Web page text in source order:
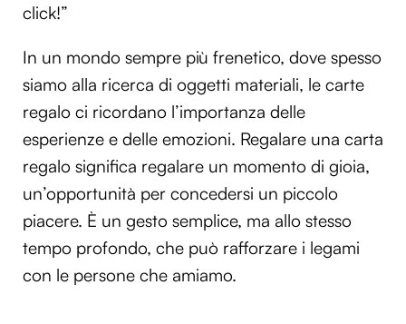
click!”
In un mondo sempre più frenetico, dove spesso
siamo alla ricerca di oggetti materiali, le carte
regalo ci ricordano l’importanza delle
esperienze e delle emozioni. Regalare una carta
regalo significa regalare un momento di gioia,
un’opportunità per concedersi un piccolo
piacere. È un gesto semplice, ma allo stesso
tempo profondo, che può rafforzare i legami
con le persone che amiamo.